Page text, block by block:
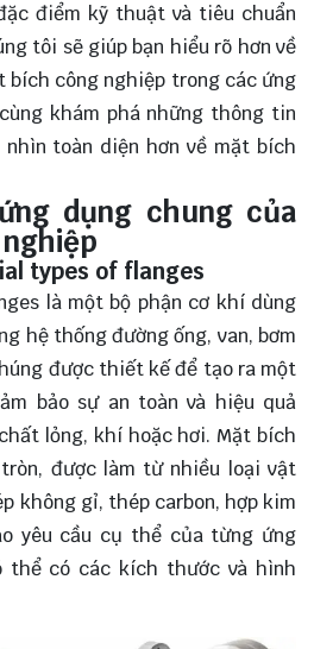
điểm kỹ thuật và tiêu chuẩn
tôi sẽ giúp bạn hiểu rõ hơn về
bích công nghiệp trong các ứng
khám phánhững thông tin
toàn diện hơn về mặt bích
dụng chung của
types of flanges
là một bộ phận cơ khí dùng
hệ thống đường ống, van, bơm
được thiết kế để tạo ra một
bảo sự an toàn và hiệu quả
lỏng, khí hoặc hơi. Mặt bích
được làm từ nhiều loại vật
không gỉ, thép carbon, hợp kim
yêu cầu cụ thể của từng ứng
thể có các kích thước và hình